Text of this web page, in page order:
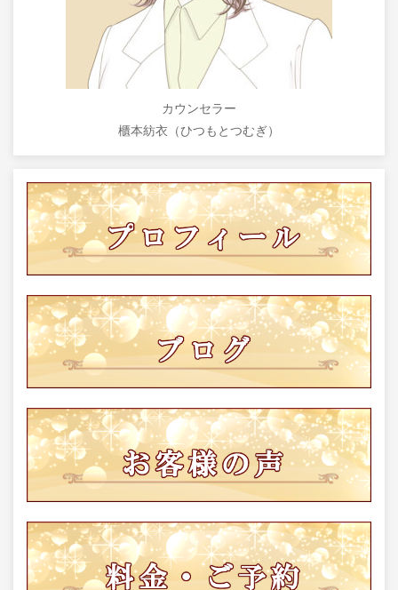
カウンセラー
櫃本紡衣（ひつもとつむぎ）